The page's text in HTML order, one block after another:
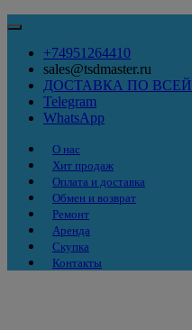
+74951264410
sales@tsdmaster.ru
ДОСТАВКА ПО ВСЕЙ
Telegram
WhatsApp
О нас
Хит продаж
Оплата и доставка
Обмен и возврат
Ремонт
Аренда
Скупка
Контакты